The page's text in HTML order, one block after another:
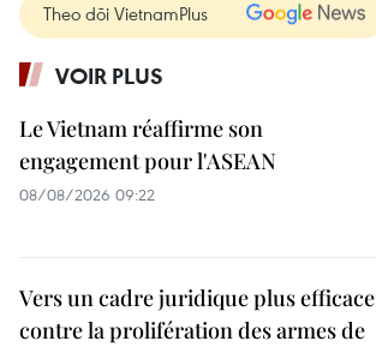
Theo dõi VietnamPlus
VOIR PLUS
Le Vietnam réaffirme son
engagement pour l'ASEAN
08/08/2026 09:22
Vers un cadre juridique plus efficace
contre la prolifération des armes de